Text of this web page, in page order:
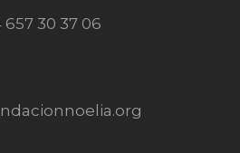
657 30 37 06